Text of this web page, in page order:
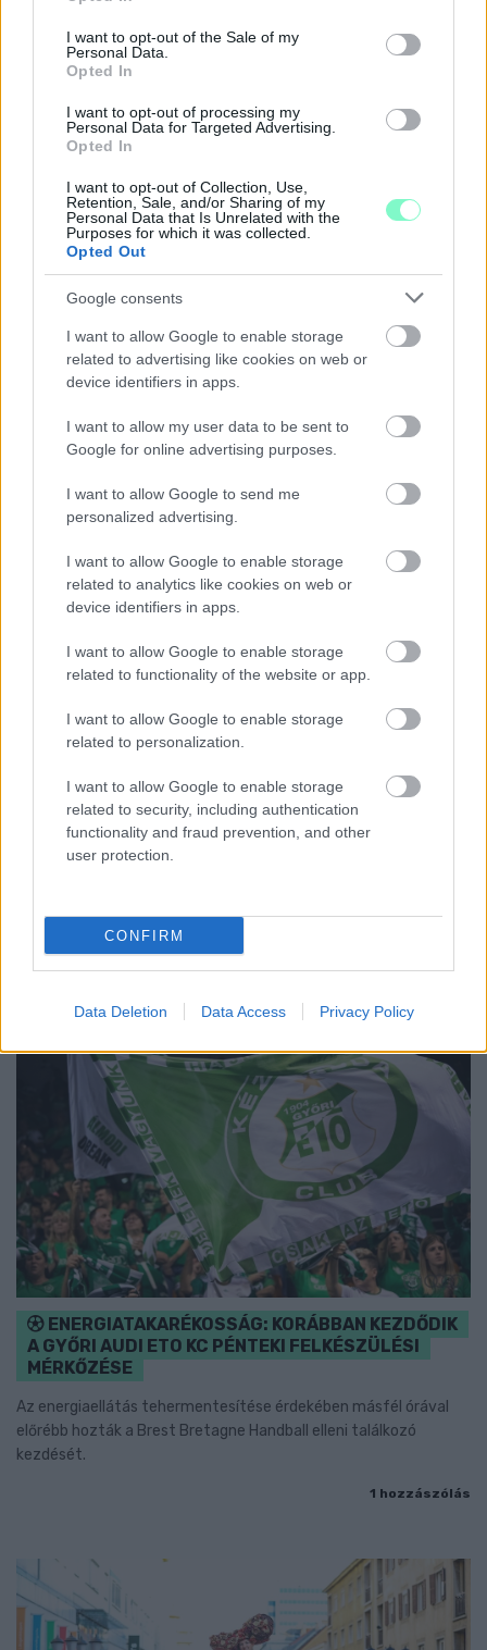
use your data for below specified purposes in below Google
consent section.
I want to opt-out of the Sale of my
Personal Data.
Opted In
I want to opt-out of processing my
Personal Data for Targeted Advertising.
Opted In
I want to opt-out of Collection, Use,
Retention, Sale, and/or Sharing of my
Personal Data that Is Unrelated with the
Purposes for which it was collected.
Opted Out
Google consents
I want to allow Google to enable storage
related to advertising like cookies on web or
device identifiers in apps.
I want to allow my user data to be sent to
Google for online advertising purposes.
I want to allow Google to send me
personalized advertising.
I want to allow Google to enable storage
related to analytics like cookies on web or
device identifiers in apps.
I want to allow Google to enable storage
related to functionality of the website or app.
I want to allow Google to enable storage
related to personalization.
I want to allow Google to enable storage
related to security, including authentication
functionality and fraud prevention, and other
user protection.
CONFIRM
Data Deletion Data Access Privacy Policy
ÖRÖMHÍR: TÍZ ÉVE NEM VOLT ILYEN ALACSONY AZ
INFLÁCIÓ MAGYARORSZÁGON
Júliusban mindössze 1,2 százalékkal emelkedtek éves
összevetésben a fogyasztói árak, miközben az élelmiszerek ára
már csökkent.
KIVÁLÓ PROGRAM VÁR MINDENKIT EZEN A HÉTVÉGÉN
GYŐRBEN
Középpontban a hagyományőrzés, de lesz Pogány Induló és
Majka koncert, jóga szeánsz, “borhajózás” és egy csomó minden
ENERGIATAKARÉKOSSÁG: KORÁBBAN KEZDŐDIK
A GYŐRI AUDI ETO KC PÉNTEKI FELKÉSZÜLÉSI
MÉRKŐZÉSE
Az energiaellátás tehermentesítése érdekében másfél órával
előrébb hozták a Brest Bretagne Handball elleni találkozó
kezdését.
1 hozzászólás